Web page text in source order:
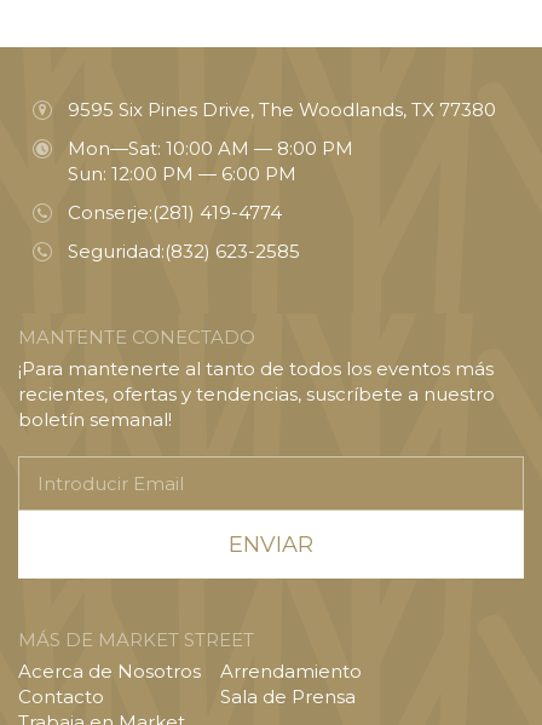
9595 Six Pines Drive, The Woodlands, TX 77380
Mon—Sat: 10:00 AM — 8:00 PM
Sun: 12:00 PM — 6:00 PM
Conserje:(281) 419-4774
Seguridad:(832) 623-2585
MANTENTE CONECTADO
¡Para mantenerte al tanto de todos los eventos más
recientes, ofertas y tendencias, suscríbete a nuestro
boletín semanal!
Email
MÁS DE MARKET STREET
Acerca de Nosotros
Contacto
Arrendamiento
Sala de Prensa